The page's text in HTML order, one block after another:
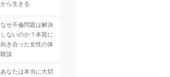
から生きる
なせ不倫問題は解決
しないのか？本質に
向き合った女性の体
験談
あなたは本当に大切